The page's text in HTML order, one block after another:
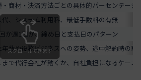
・商材・決済方法ごとの具体的パーセンテージ
代、システム利用料、最低手数料の有無
か週1回か、締め日と支払日のパターン
年数や役務ビジネスへの姿勢、途中解約時の取
まで代行会社が動くか、自社負担になるケース
スクロールできます